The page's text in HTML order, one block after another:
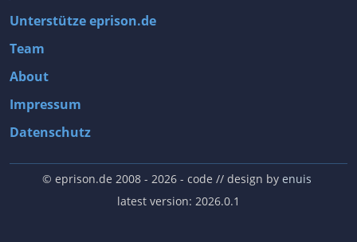
Unterstütze eprison.de
Team
About
Impressum
Datenschutz
© eprison.de 2008 - 2026- code // design by enuis
latest version: 2026.0.1